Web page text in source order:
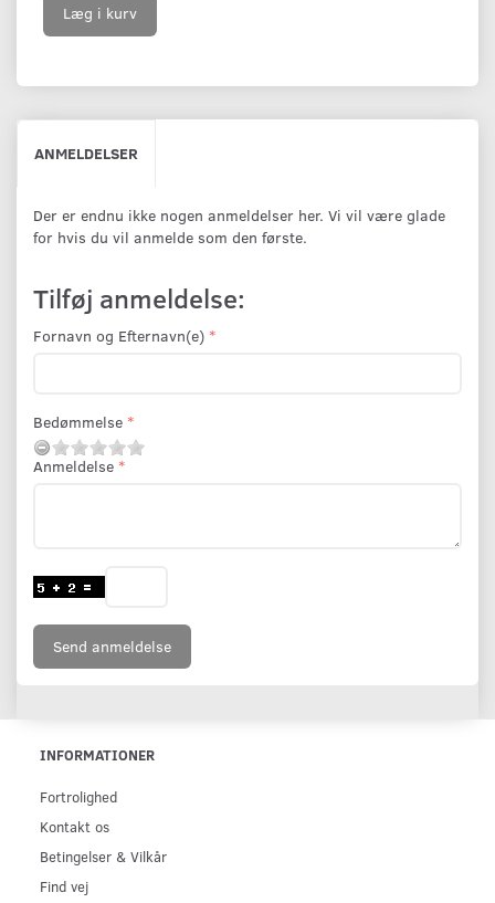
Læg i kurv
ANMELDELSER
Der er endnu ikke nogen anmeldelser her. Vi vil være glade
for hvis du vil anmelde som den første.
Tilføj anmeldelse:
Fornavn og Efternavn(e)
Bedømmelse
Anmeldelse
Send anmeldelse
INFORMATIONER
Fortrolighed
Kontakt os
Betingelser & Vilkår
Find vej